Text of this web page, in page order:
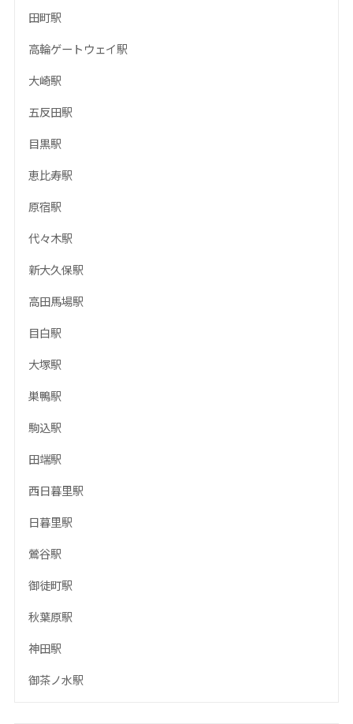
田町駅
高輪ゲートウェイ駅
大崎駅
五反田駅
目黒駅
恵比寿駅
原宿駅
代々木駅
新大久保駅
高田馬場駅
目白駅
大塚駅
巣鴨駅
駒込駅
田端駅
西日暮里駅
日暮里駅
鶯谷駅
御徒町駅
秋葉原駅
神田駅
御茶ノ水駅